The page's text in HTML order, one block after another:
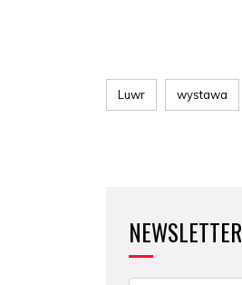
Luwr wystawa
NEWSLETTER